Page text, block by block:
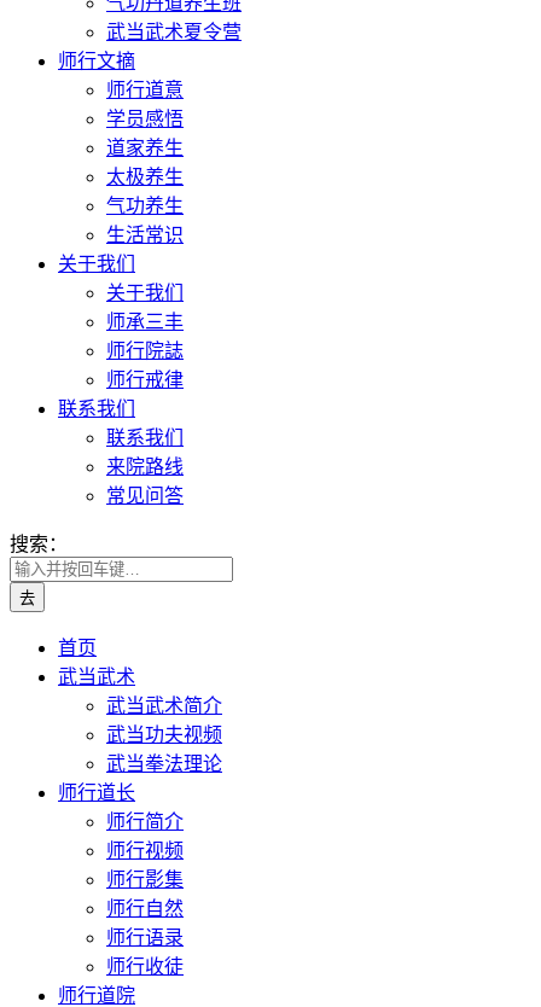
武当武术夏令营
师行文摘
师行道意
学员感悟
道家养生
太极养生
气功养生
生活常识
关于我们
关于我们
师承三丰
师行院誌
师行戒律
联系我们
联系我们
来院路线
常见问答
搜索：
首页
武当武术
武当武术简介
武当功夫视频
武当拳法理论
师行道长
师行简介
师行视频
师行影集
师行自然
师行语录
师行收徒
师行道院